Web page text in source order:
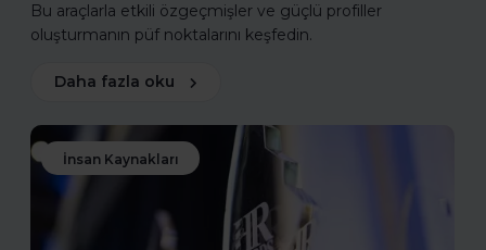
Bu araçlarla etkili özgeçmişler ve güçlü profiller
oluşturmanın püf noktalarını keşfedin.
Daha fazla oku
İnsan Kaynakları